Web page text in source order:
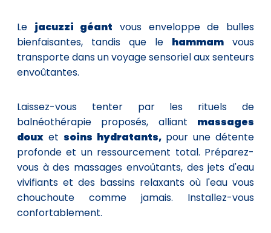
Le jacuzzi géant vous enveloppe de bulles
bienfaisantes, tandis que le hammam vous
transporte dans un voyage sensoriel aux senteurs
envoûtantes.
Laissez-vous tenter par les rituels de
balnéothérapie proposés, alliant massages
doux et soins hydratants,pour une détente
profonde et un ressourcement total. Préparez-
vous à des massages envoûtants, des jets d'eau
vivifiants et des bassins relaxants où l'eau vous
chouchoute comme jamais. Installez-vous
confortablement.